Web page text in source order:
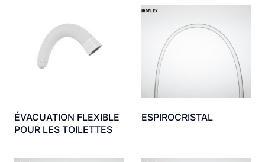
ÉVACUATION FLEXIBLE
POUR LES TOILETTES
ESPIROCRISTAL